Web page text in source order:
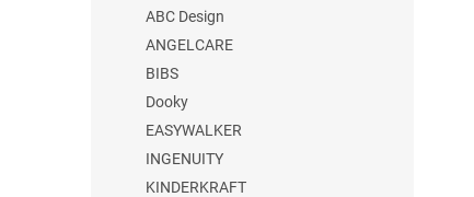
ABC Design
ANGELCARE
BIBS
Dooky
EASYWALKER
INGENUITY
KINDERKRAFT